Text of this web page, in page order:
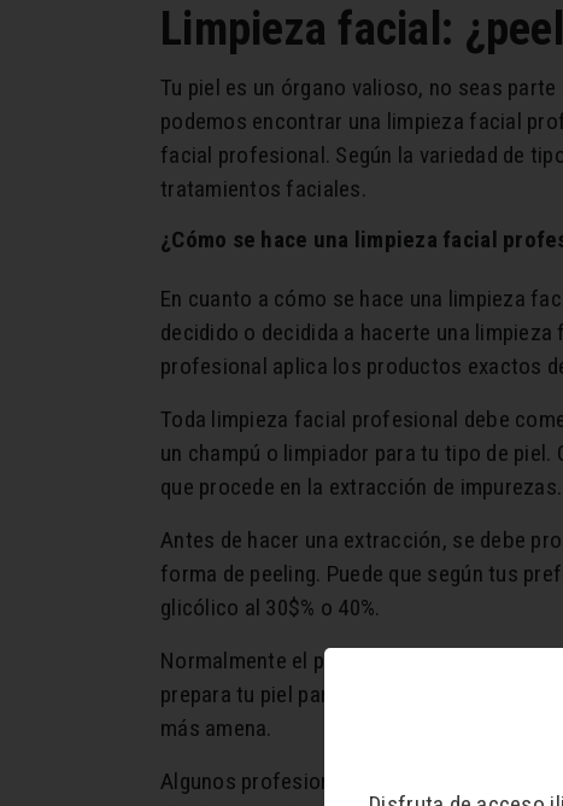
Limpieza facial:
Tu piel es un órgano valioso, no seas
podemos encontrar una limpieza facial
facial profesional. Según la variedad de
tratamientos faciales.
¿Cómo se hace una limpieza facial
En cuanto a cómo se hace una limpieza
decidido o decidida a hacerte una
profesional aplica los productos exactos
Toda limpieza facial profesional debe
un champú o limpiador para tu tipo de
que procede en la extracción de
Antes de hacer una extracción, se debe
forma de peeling. Puede que según tus
glicólico al 30$% o 40%.
Normalmente el peeling se deja actuar
prepara tu piel para la extracción. Previo
más amena.
Algunos profesionales utilizan solo vapor